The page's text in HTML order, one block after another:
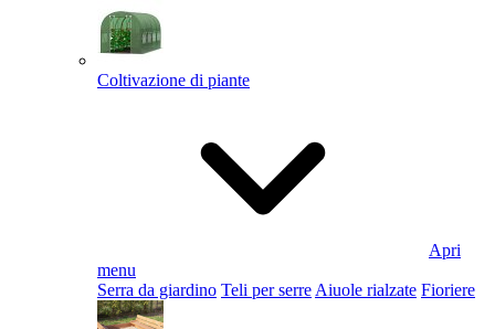
Coltivazione di piante
Apri
menu
Serra da giardino Teli per serre Aiuole rialzate Fioriere